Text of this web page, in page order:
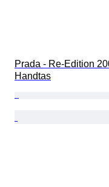
Prada - Re-Edition
Handtas